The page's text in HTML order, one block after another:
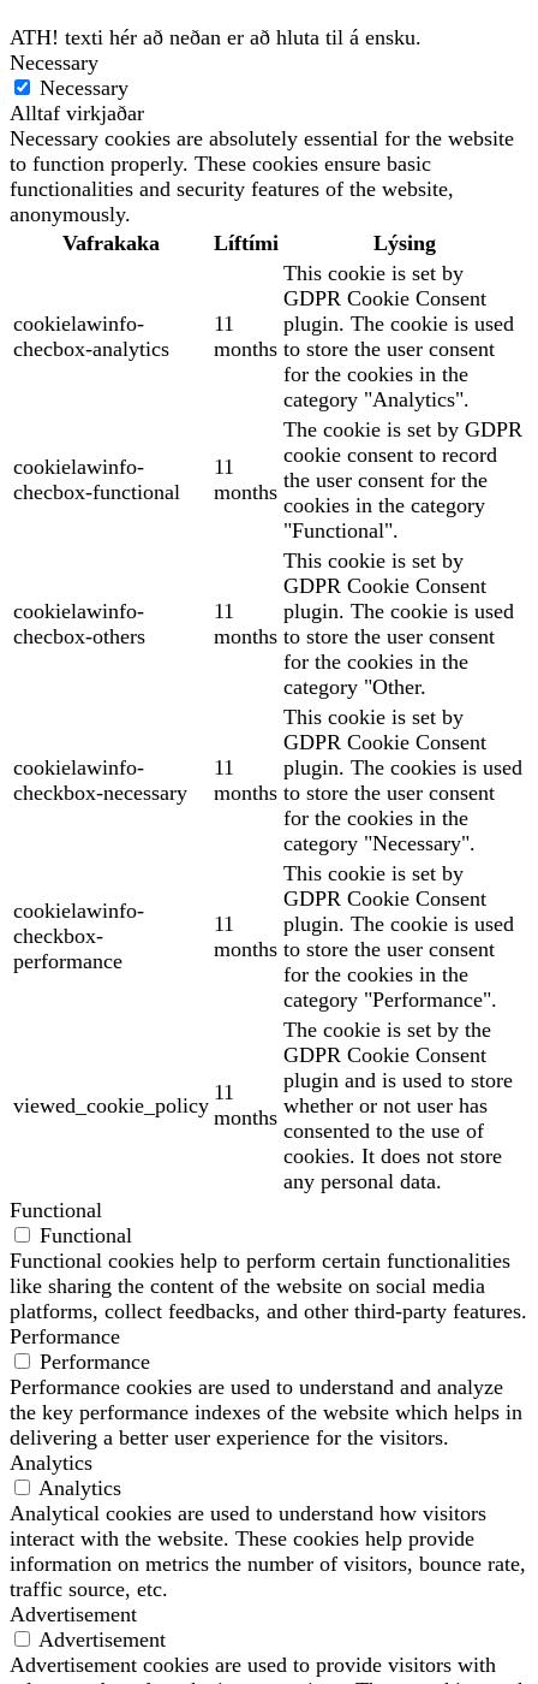
ATH! texti hér að neðan er að hluta til á ensku.
Necessary
Necessary
Alltaf virkjaðar
Necessary cookies are absolutely essential for the website
to function properly. These cookies ensure basic
functionalities and security features of the website,
anonymously.
Vafrakaka
Líftími Lýsing
cookielawinfo-
checbox-analytics
11
months
This cookie is set by
GDPR Cookie Consent
plugin. The cookie is used
to store the user consent
for the cookies in the
category "Analytics".
cookielawinfo-
checbox-functional
11
months
The cookie is set by GDPR
cookie consent to record
the user consent for the
cookies in the category
"Functional".
cookielawinfo-
checbox-others
11
months
This cookie is set by
GDPR Cookie Consent
plugin. The cookie is used
to store the user consent
for the cookies in the
category "Other.
cookielawinfo-
checkbox-necessary
11
months
This cookie is set by
GDPR Cookie Consent
plugin. The cookies is used
to store the user consent
for the cookies in the
category "Necessary".
cookielawinfo-
checkbox-
performance
11
months
This cookie is set by
GDPR Cookie Consent
plugin. The cookie is used
to store the user consent
for the cookies in the
category "Performance".
viewed_cookie_policy
11
months
The cookie is set by the
GDPR Cookie Consent
plugin and is used to store
whether or not user has
consented to the use of
cookies. It does not store
any personal data.
Functional
Functional
Functional cookies help to perform certain functionalities
like sharing the content of the website on social media
platforms, collect feedbacks, and other third-party features.
Performance
Performance
Performance cookies are used to understand and analyze
the key performance indexes of the website which helps in
delivering a better user experience for the visitors.
Analytics
Analytics
Analytical cookies are used to understand how visitors
interact with the website. These cookies help provide
information on metrics the number of visitors, bounce rate,
traffic source, etc.
Advertisement
Advertisement
Advertisement cookies are used to provide visitors with